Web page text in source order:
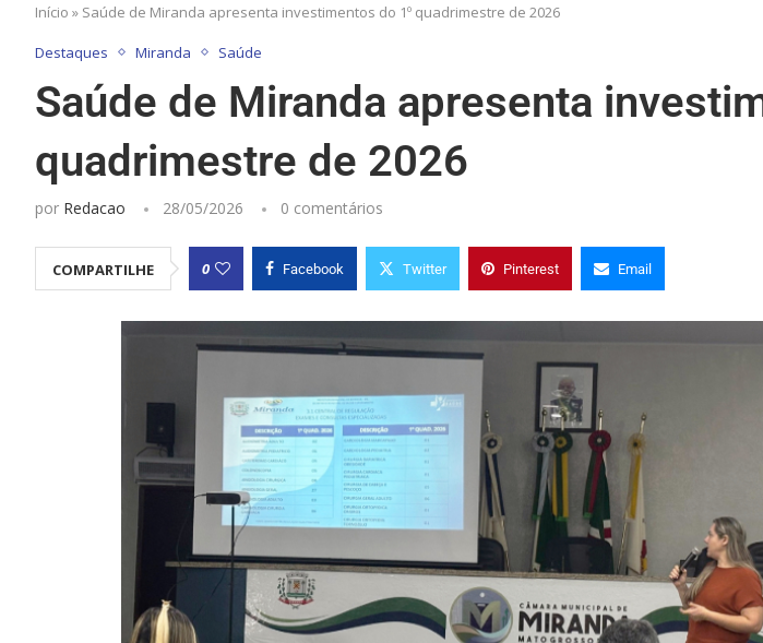
Início » Saúde de Miranda apresenta investimentos do 1º quadrimestre de 2026
Destaques Miranda Saúde
Saúde de Miranda apresenta
quadrimestre de 2026
por Redacao 28/05/2026 0 comentários
COMPARTILHE 0 Facebook Twitter Pinterest Email